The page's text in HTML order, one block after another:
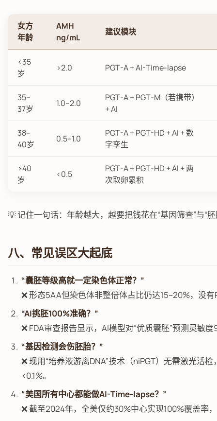
女方
年龄
AMH
ng/mL
建议模块
<35
岁
>2.0 PGT-A + AI-Time-lapse
35–
37岁
1.0–2.0
PGT-A + PGT-M（若携带）
+ AI
38–
40岁
0.5–1.0
PGT-A + PGT-HD + AI + 数
字孪生
>40
岁
<0.5
PGT-A + PGT-HD + AI + 两
次取卵累积
💡 记住一句话：年龄越大，越要把钱花在“基因筛查”与“
八、常见误区大起底
“囊胚等级高就一定染色体正常？”
❌ 形态5AA但染色体非整倍体占比仍达15–20%，没有
“AI挑胚100%准确？”
❌ FDA审查报告显示，AI模型对“优质囊胚”预测灵敏
“基因检测会伤胚胎？”
❌ 现用“培养液游离DNA”技术（niPGT）无需激光活
<0.1%。
“美国所有中心都能做AI-Time-lapse？”
❌ 截至2024年，全美仅约30%中心实现100%覆盖率